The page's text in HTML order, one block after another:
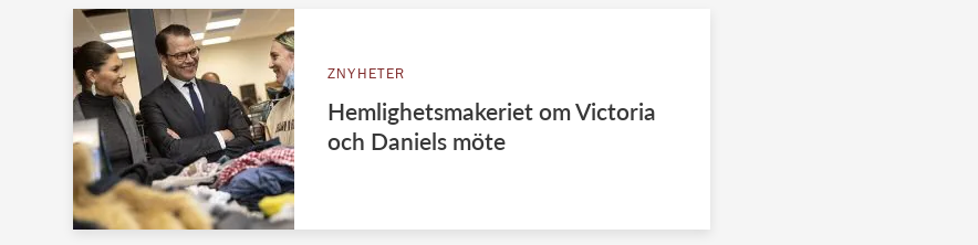
ZNYHETER
Hemlighetsmakeriet om Victoria
och Daniels möte